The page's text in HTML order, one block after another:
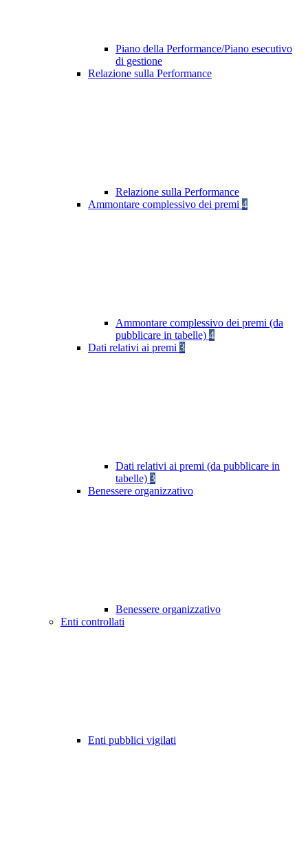
Piano della Performance/Piano esecutivo
di gestione
Relazione sulla Performance
Relazione sulla Performance
Ammontare complessivo dei premi 4
Ammontare complessivo dei premi (da
pubblicare in tabelle) 4
Dati relativi ai premi 3
Dati relativi ai premi (da pubblicare in
tabelle) 3
Benessere organizzativo
Benessere organizzativo
Enti controllati
Enti pubblici vigilati